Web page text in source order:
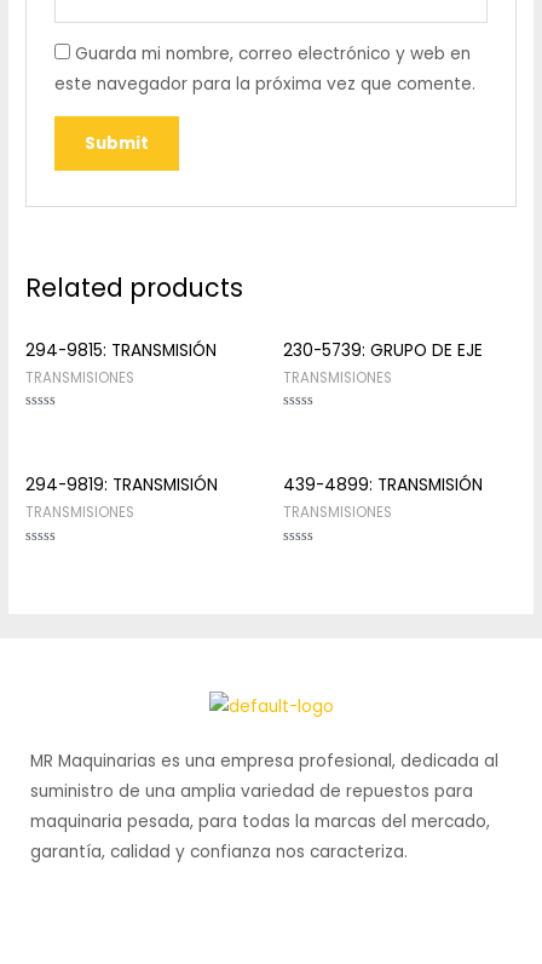
Guarda mi nombre, correo electrónico y web en
este navegador para la próxima vez que comente.
Related products
294-9815: TRANSMISIÓN
TRANSMISIONES
5
230-5739: GRUPO DE EJE
TRANSMISIONES
5
294-9819: TRANSMISIÓN
TRANSMISIONES
439-4899: TRANSMISIÓN
TRANSMISIONES
MR Maquinarias es una empresa profesional, dedicada al
suministro de una amplia variedad de repuestos para
maquinaria pesada, para todas la marcas del mercado,
garantía, calidad y confianza nos caracteriza.